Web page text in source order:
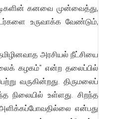
கனவை முன்வைத்து,
உருவாக்க வேண்டும்,
அரசியல் நீட்சியை
கழகம்" என்ற தலைப்பில்
வருகின்றது. திருமலைப்
நிலையில் உள்ளது. சிறந்த
என்பது